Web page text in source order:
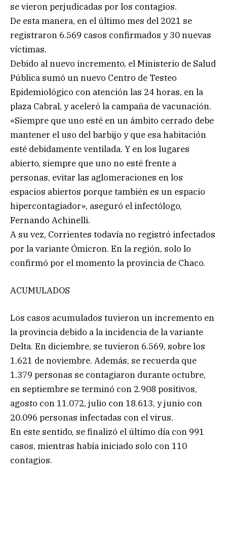
se vieron perjudicadas por los contagios.
De esta manera, en el último mes del 2021 se
registraron 6.569 casos confirmados y 30 nuevas
víctimas.
Debido al nuevo incremento, el Ministerio de Salud
Pública sumó un nuevo Centro de Testeo
Epidemiológico con atención las 24 horas, en la
plaza Cabral, y aceleró la campaña de vacunación.
«Siempre que uno esté en un ámbito cerrado debe
mantener el uso del barbijo y que esa habitación
esté debidamente ventilada. Y en los lugares
abierto, siempre que uno no esté frente a
personas, evitar las aglomeraciones en los
espacios abiertos porque también es un espacio
hipercontagiador», aseguró el infectólogo,
Fernando Achinelli.
A su vez, Corrientes todavía no registró infectados
por la variante Ómicron. En la región, solo lo
confirmó por el momento la provincia de Chaco.
ACUMULADOS
Los casos acumulados tuvieron un incremento en
la provincia debido a la incidencia de la variante
Delta. En diciembre, se tuvieron 6.569, sobre los
1.621 de noviembre. Además, se recuerda que
1.379 personas se contagiaron durante octubre,
en septiembre se terminó con 2.908 positivos,
agosto con 11.072, julio con 18.613, y junio con
20.096 personas infectadas con el virus.
En este sentido, se finalizó el último día con 991
casos, mientras había iniciado solo con 110
contagios.